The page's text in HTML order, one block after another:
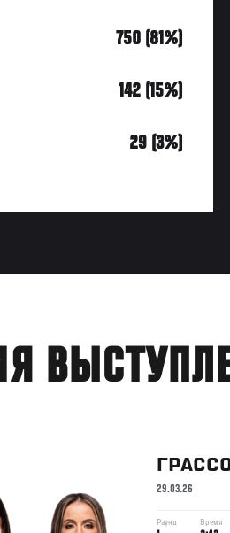
750 (81%)
142 (15%)
29 (3%)
29.03.26
Раунд Время